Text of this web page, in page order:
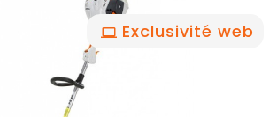
Exclusivité web